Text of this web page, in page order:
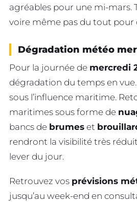
agréables pour une mi-mars.
voire même pas du tout pour
Dégradation météo
Pour la journée de mercredi
dégradation du temps en
sous l’influence maritime.
maritimes sous forme de
bancs de brumes et
rendront la visibilité très
lever du jour.
Retrouvez vos prévisions
jusqu’au week-end en